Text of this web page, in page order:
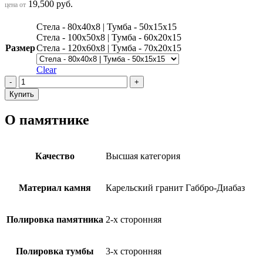
цена от 19,500 руб.
Размер
Стела - 80х40х8 | Тумба - 50х15х15
Стела - 100х50х8 | Тумба - 60х20х15
Стела - 120х60х8 | Тумба - 70х20х15
Clear
Памятник
ПМ1056
из
quantity
Купить
О памятнике
Качество Высшая категория
Материал камня Карельский гранит Габбро-Диабаз
Полировка памятника 2-х сторонняя
Полировка тумбы 3-х сторонняя